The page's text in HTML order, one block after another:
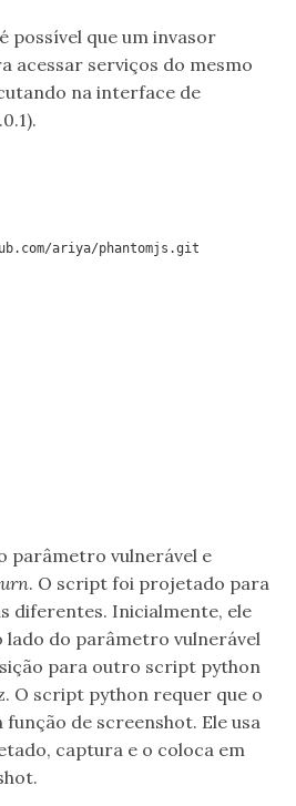
possível que um invasor
acessar serviços do mesmo
na interface de
ariya/phantomjs.git
parâmetro vulnerável e
. O script foi projetado para
diferentes. Inicialmente, ele
lado do parâmetro vulnerável
para outro script python
O script python requer que o
função de screenshot. Ele usa
captura e o coloca em